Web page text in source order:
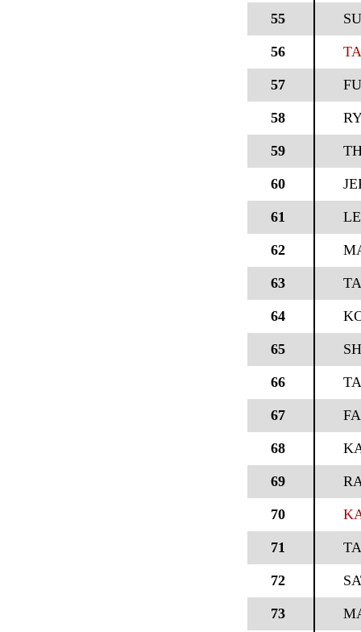
55
56
57
58
59
60
61
62
63
64
65
66
67
68
69
70
71
72
73